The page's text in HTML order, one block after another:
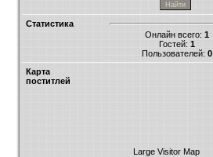
Статистика
Онлайн всего: 1
Гостей: 1
Пользователей: 0
Карта
поститлей
Large Visitor Map